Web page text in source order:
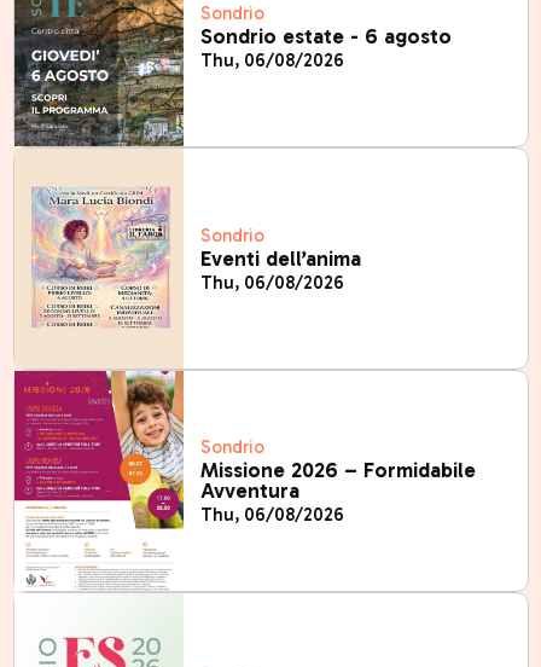
Sondrio
Sondrio estate - 6 agosto
Thu, 06/08/2026
Sondrio
Eventi dell’anima
Thu, 06/08/2026
Sondrio
Missione 2026 – Formidabile
Avventura
Thu, 06/08/2026